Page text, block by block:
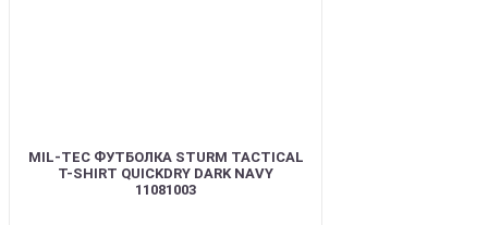
MIL-TEC ФУТБОЛКА STURM TACTICAL
T-SHIRT QUICKDRY DARK NAVY
11081003